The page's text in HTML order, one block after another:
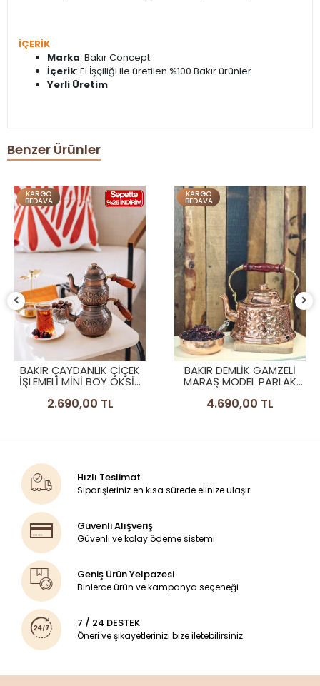
İÇERİK
Marka: Bakır Concept
İçerik: El İşçiliği ile üretilen %100 Bakır ürünler
Yerli Üretim
Benzer Ürünler
KARGO
BEDAVA
BAKIR ÇAYDANLIK ÇİÇEK
İŞLEMELİ MİNİ BOY OKSİT
2.690,00 TL
KARGO
BEDAVA
BAKIR DEMLİK GAMZELİ
MARAŞ MODEL PARLAK
4.690,00 TL
Hızlı Teslimat
Siparişleriniz en kısa sürede elinize ulaşır.
Güvenli Alışveriş
Güvenli ve kolay ödeme sistemi
Geniş Ürün Yelpazesi
Binlerce ürün ve kampanya seçeneği
7 / 24 DESTEK
Öneri ve şikayetlerinizi bize iletebilirsiniz.